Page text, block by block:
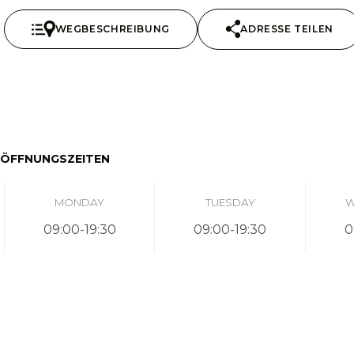
WEGBESCHREIBUNG ADRESSE TEILEN
ÖFFNUNGSZEITEN
MONDAY
09:00-19:30
TUESDAY
09:00-19:30